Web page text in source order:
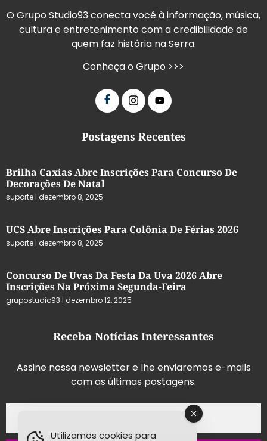
O Grupo Studio93 conecta você à informação, música,
cultura e entretenimento com a credibilidade de
quem faz história na Serra.
Conheça o Grupo >>>
Postagens Recentes
Brilha Caxias Abre Inscrições Para Concurso De
Decorações De Natal
suporte dezembro 8, 2025
UCS Abre Inscrições Para Colônia De Férias 2026
suporte dezembro 8, 2025
Concurso De Uvas Da Festa Da Uva 2026 Abre
Inscrições Na Próxima Segunda-Feira
grupostudio93 dezembro 12, 2025
Receba Notícias Interessantes
Assine nossa newsletter e lhe enviaremos e-mails
com as últimas postagens.
Utilizamos cookies para